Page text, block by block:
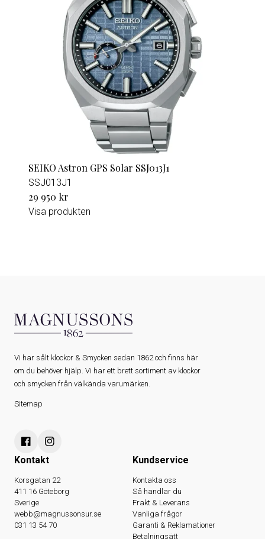
SEIKO Astron GPS Solar SSJ013J1
SSJ013J1
29 950 kr
Visa produkten
Vi har sålt klockor & Smycken sedan 1862 och finns här
om du behöver hjälp. Vi har ett brett sortiment av klockor
och smycken från välkända varumärken.
Sitemap
Kontakt
Korsgatan 22
411 16 Göteborg
Sverige
webb@magnussonsur.se
031 13 54 70
Kundservice
Kontakta oss
Så handlar du
Frakt & Leverans
Vanliga frågor
Garanti & Reklamationer
Betalningsätt